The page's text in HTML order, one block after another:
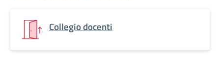
Collegio docenti